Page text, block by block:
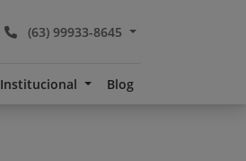
(63) 99933-8645
Institucional Blog